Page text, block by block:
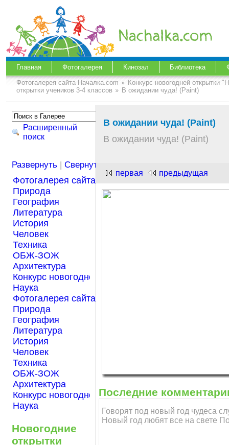
Главная Фотогалерея Кинозал Библиотека
Фотогалерея сайта Началка.com
Конкурс новогодней открытки
открытки учеников 3-4 классов
В ожидании чуда! (Paint)
Расширенный
поиск
Развернуть |Свернуть
Фотогалерея сайта Началка.com
Природа
География
Литература
История
Человек
Техника
ОБЖ-ЗОЖ
Архитектура
Конкурс новогодней открытки "Нарисуем Новый
Наука
Фотогалерея сайта Началка.com
Природа
География
Литература
История
Человек
Техника
ОБЖ-ЗОЖ
Архитектура
Конкурс новогодней открытки "Нарисуем Новый
Наука
Новогодние
открытки
В ожидании чуда! (Paint)
В ожидании чуда! (Paint)
первая предыдущая
Последние
Говорят под новый год чудеса
Новый год любят все на свете